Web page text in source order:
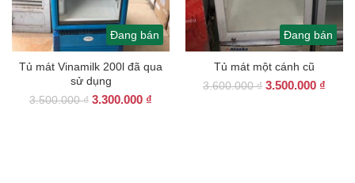
Đang bán
Tủ mát Vinamilk 200l đã qua
sử dụng
3.500.000₫ Giá
3.300.000 ₫
Đang bán
Tủ mát một cánh cũ
3.600.000₫ Giá
3.500.000 ₫